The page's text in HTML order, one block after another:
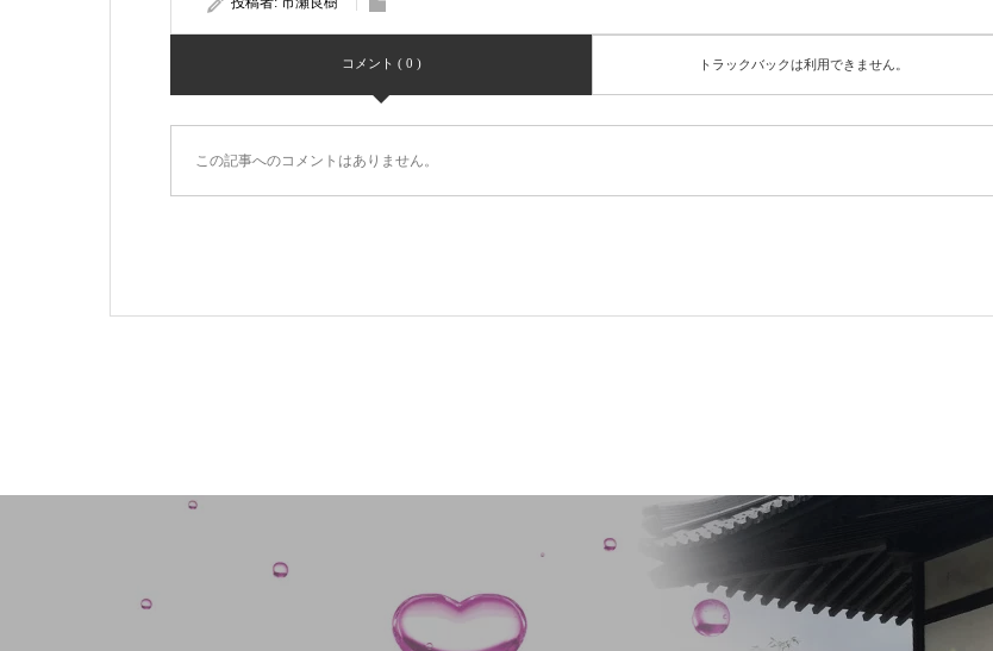
コメント ( 0 ) トラックバックは利用できません。
この記事へのコメントはありません。